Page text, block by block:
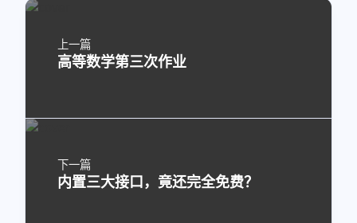
上一篇
高等数学第三次作业
下一篇
内置三大接口，竟还完全免费？